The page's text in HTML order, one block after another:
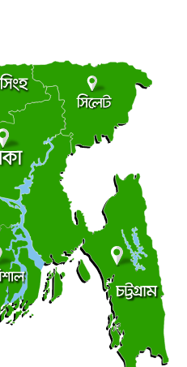
গ্রেপ্তার ১
নির্মাণ,পরিদর্শনে
না করেই ৪৩ লাখ টাকা